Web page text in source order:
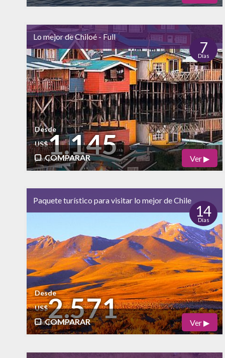
alto
Naturaleza
alto
Vida Nocturna
Lo mejor de Chiloé - Full
7
Días
Desde
US$1.145
por persona
COMPARAR
alto
Naturaleza
Vida Nocturna
Ver ▶
Paquete turístico para visitar lo mejor de Chile
14
Días
Desde
US$2.571
por persona
COMPARAR Ver ▶